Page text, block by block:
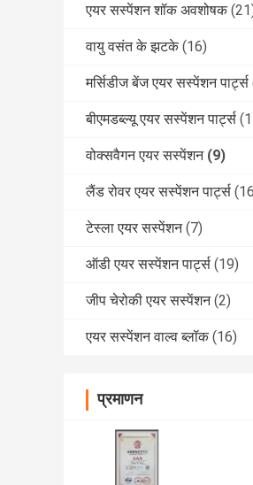
एयर सस्पेंशन शॉक अवशोषक
वायु वसंत के झटके (16)
मर्सिडीज बेंज एयर सस्पेंशन पार्ट्स
बीएमडब्ल्यू एयर सस्पेंशन पार्ट्स
वोक्सवैगन एयर सस्पेंशन (9)
लैंड रोवर एयर सस्पेंशन पार्ट्स
टेस्ला एयर सस्पेंशन (7)
ऑडी एयर सस्पेंशन पार्ट्स (19)
जीप चेरोकी एयर सस्पेंशन (2)
एयर सस्पेंशन वाल्व ब्लॉक (16)
प्रमाणन